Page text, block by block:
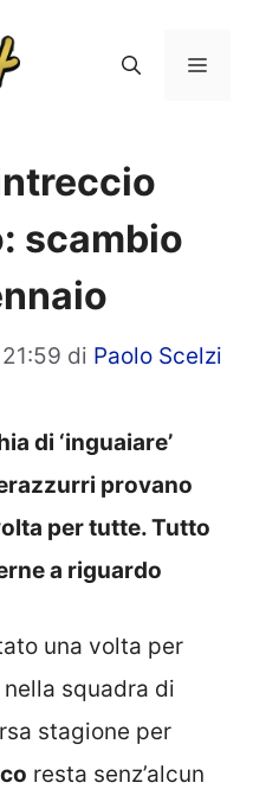
Menu
scambio
di Paolo Scelzi
di ‘inguaiare’
provano
per tutte. Tutto
a riguardo
una volta per
squadra di
stagione per
resta senz’alcun